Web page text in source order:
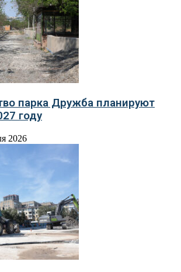
парка Дружба планируют
году
2026